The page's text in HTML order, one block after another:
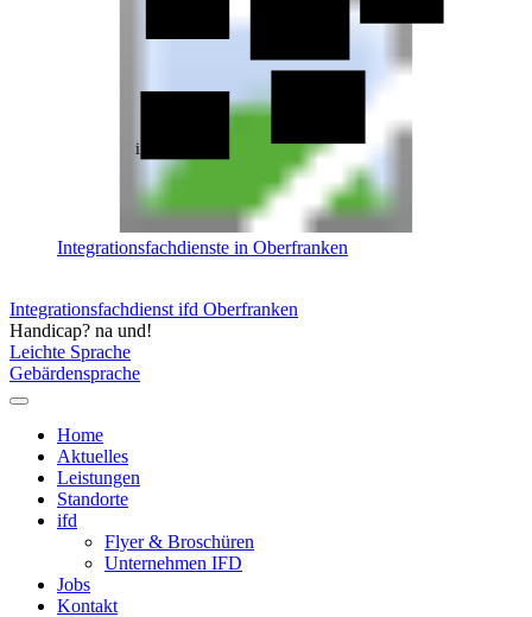
ifd Bamberg
Integrationsfachdienste in Oberfranken
Integrationsfachdienst ifd Oberfranken
Handicap? na und!
Leichte Sprache
Gebärdensprache
Home
Aktuelles
Leistungen
Standorte
ifd
Flyer & Broschüren
Unternehmen IFD
Jobs
Kontakt